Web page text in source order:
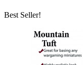
Best Seller!